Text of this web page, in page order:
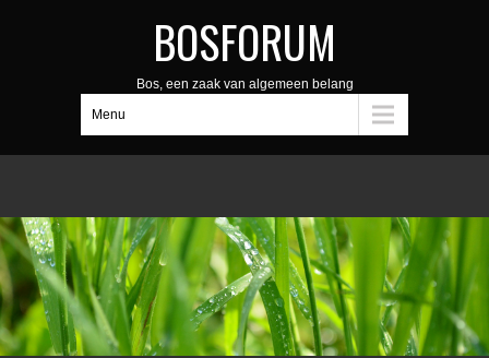
BOSFORUM
Bos, een zaak van algemeen belang
Menu